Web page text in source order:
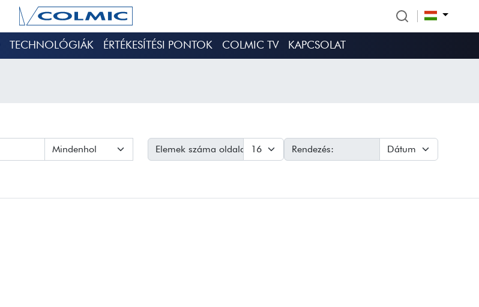
TECHNOLÓGIÁK ÉRTÉKESÍTÉSI PONTOK COLMIC TV KAPCSOLAT
Elemek száma oldalanként: Rendezés: